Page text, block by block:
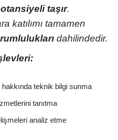
taşır.
katılımı tamamen
dahilindedir.
teknik bilgi sunma
tanıtma
analiz etme